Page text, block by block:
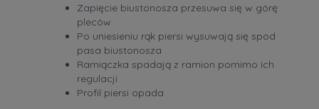
Zapięcie biustonosza przesuwa się w górę
pleców
Po uniesieniu rąk piersi wysuwają się spod
pasa biustonosza
Ramiączka spadają z ramion pomimo ich
regulacji
Profil piersi opada